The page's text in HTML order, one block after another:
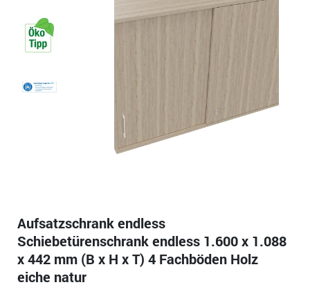
Aufsatzschrank endless
Schiebetürenschrank endless 1.600 x 1.088
x 442 mm (B x H x T) 4 Fachböden Holz
eiche natur